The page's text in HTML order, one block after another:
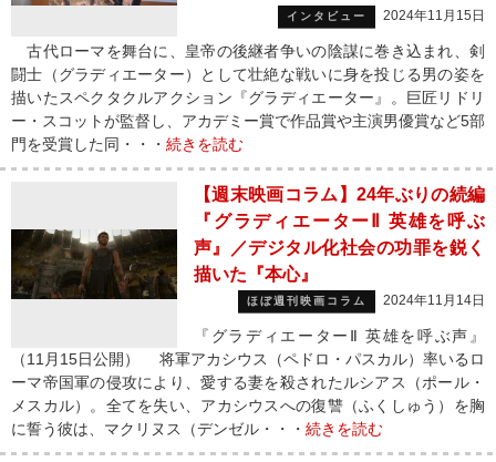
インタビュー 2024年11月15日
古代ローマを舞台に、皇帝の後継者争いの陰謀に巻き込まれ、剣
闘士（グラディエーター）として壮絶な戦いに身を投じる男の姿を
描いたスペクタクルアクション『グラディエーター』。巨匠リドリ
ー・スコットが監督し、アカデミー賞で作品賞や主演男優賞など5部
門を受賞した同・・・ 続きを読む
【週末映画コラム】24年ぶりの続編
『グラディエーターⅡ 英雄を呼ぶ
声』／デジタル化社会の功罪を鋭く
描いた『本心』
ほぼ週刊映画コラム 2024年11月14日
『グラディエーターⅡ 英雄を呼ぶ声』
（11月15日公開） 将軍アカシウス（ペドロ・パスカル）率いるロ
ーマ帝国軍の侵攻により、愛する妻を殺されたルシアス（ポール・
メスカル）。全てを失い、アカシウスへの復讐（ふくしゅう）を胸
に誓う彼は、マクリヌス（デンゼル・・・ 続きを読む